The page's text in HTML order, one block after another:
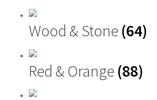
Wood & Stone (64)
Red & Orange (88)